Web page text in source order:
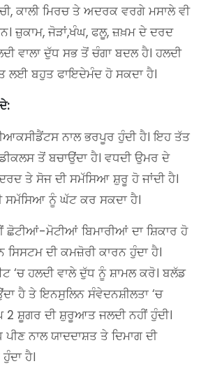
ਕਾਲੀ ਮਿਰਚ ਤੇ ਅਦਰਕ ਵਰਗੇ ਮਸਾਲੇ ਵੀ
ਜ਼ੁਕਾਮ, ਜੋੜਾਂ,ਖੰਘ, ਫਲੂ, ਜ਼ਖ਼ਮ ਦੇ ਦਰਦ
ਵਾਲਾ ਦੁੱਧ ਸਭ ਤੋਂ ਚੰਗਾ ਬਦਲ ਹੈ। ਹਲਦੀ
ਲਈ ਬਹੁਤ ਫਾਇਦੇਮੰਦ ਹੋ ਸਕਦਾ ਹੈ।
ਨਾਲ ਭਰਪੂਰ ਹੁੰਦੀ ਹੈ। ਇਹ ਤੱਤ
ਤੋਂ ਬਚਾਉਂਦਾ ਹੈ। ਵਧਦੀ ਉਮਰ ਦੇ
ਤੇ ਸੋਜ ਦੀ ਸਮੱਸਿਆ ਸ਼ੁਰੂ ਹੋ ਜਾਂਦੀ ਹੈ।
ਸਮੱਸਿਆ ਨੂੰ ਘੱਟ ਕਰ ਸਕਦਾ ਹੈ।
ਛੋਟੀਆਂ-ਮੋਟੀਆਂ ਬਿਮਾਰੀਆਂ ਦਾ ਸ਼ਿਕਾਰ ਹੋ
ਦੀ ਕਮਜ਼ੋਰੀ ਕਾਰਨ ਹੁੰਦਾ ਹੈ।
‘ਚ ਹਲਦੀ ਵਾਲੇ ਦੁੱਧ ਨੂੰ ਸ਼ਾਮਲ ਕਰੋ। ਬਲੱਡ
ਹੈ ਤੇ ਇਨਸੁਲਿਨ ਸੰਵੇਦਨਸ਼ੀਲਤਾ ‘ਚ
2 ਸ਼ੂਗਰ ਦੀ ਸ਼ੁਰੂਆਤ ਜਲਦੀ ਨਹੀਂ ਹੁੰਦੀ।
ਪੀਣ ਨਾਲ ਯਾਦਦਾਸ਼ਤ ਤੇ ਦਿਮਾਗ ਦੀ
ਹੈ।